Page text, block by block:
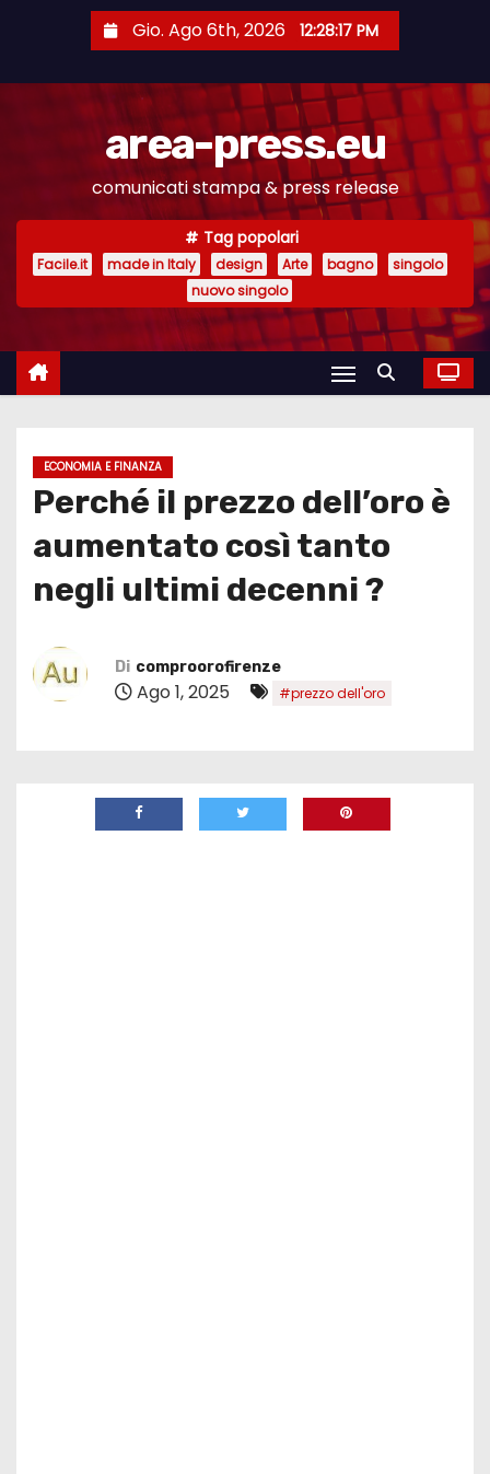
e
Gio. Ago 6th, 2026 12:28:18 PM
area-press.eu
comunicati stampa & press release
Tag popolari
Facile.it made in Italy design Arte bagno
singolo
nuovo singolo
ECONOMIA E FINANZA
Perché il prezzo dell’oro è
aumentato così tanto
negli ultimi decenni ?
Di comproorofirenze
Ago 1, 2025 #prezzo dell'oro